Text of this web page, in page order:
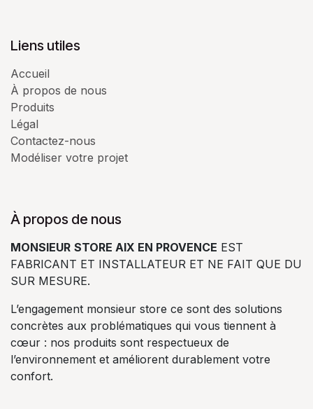
Liens utiles
Accueil
À propos de nous
Produits
Légal
Contactez-nous
Modéliser votre projet
À propos de nous
MONSIEUR STORE AIX EN PROVENCE EST
FABRICANT ET INSTALLATEUR ET NE FAIT QUE DU
SUR MESURE.
L’engagement monsieur store ce sont des solutions
concrètes aux problématiques qui vous tiennent à
cœur : nos produits sont respectueux de
l’environnement et améliorent durablement votre
confort.